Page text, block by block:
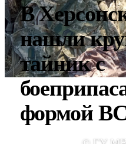
В
нашли
тайник с
формой